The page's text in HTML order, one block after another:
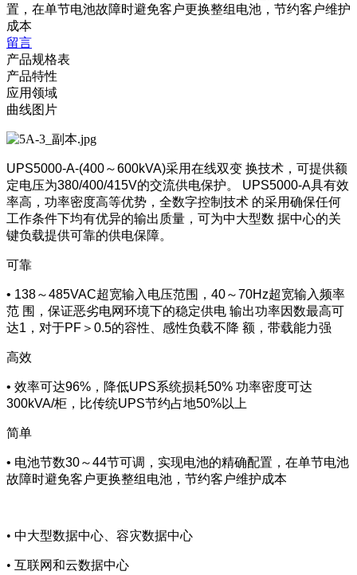
置，在单节电池故障时避免客户更换整组电池，节约客户维护
成本
留言
产品规格表
产品特性
应用领域
曲线图片
UPS5000-A-(400～600kVA)采用在线双变 换技术，可提供额
定电压为380/400/415V的交流供电保护。 UPS5000-A具有效
率高，功率密度高等优势，全数字控制技术 的采用确保任何
工作条件下均有优异的输出质量，可为中大型数 据中心的关
键负载提供可靠的供电保障。
可靠
• 138～485VAC超宽输入电压范围，40～70Hz超宽输入频率
范 围，保证恶劣电网环境下的稳定供电 输出功率因数最高可
达1，对于PF＞0.5的容性、感性负载不降 额，带载能力强
高效
• 效率可达96%，降低UPS系统损耗50% 功率密度可达
300kVA/柜，比传统UPS节约占地50%以上
简单
• 电池节数30～44节可调，实现电池的精确配置，在单节电池
故障时避免客户更换整组电池，节约客户维护成本
• 中大型数据中心、容灾数据中心
• 互联网和云数据中心